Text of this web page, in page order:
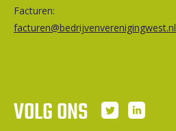
Facturen:
facturen@bedrijvenverenigingwest.nl
VOLG ONS